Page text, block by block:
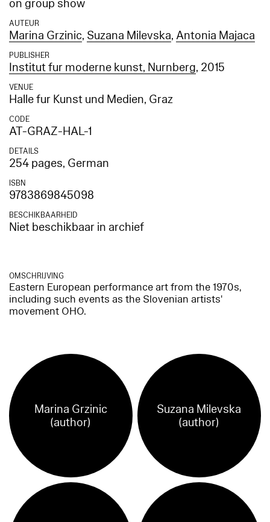
on group show
AUTEUR
Marina Grzinic, Suzana Milevska,Antonia Majaca
PUBLISHER
Institut fur moderne kunst, Nurnberg, 2015
VENUE
Halle fur Kunst und Medien, Graz
CODE
AT-GRAZ-HAL-1
DETAILS
254 pages, German
ISBN
9783869845098
BESCHIKBAARHEID
Niet beschikbaar in archief
OMSCHRIJVING
Eastern European performance art from the 1970s,
including such events as the Slovenian artists'
movement OHO.
Marina Grzinic
(author)
Suzana Milevska
(author)